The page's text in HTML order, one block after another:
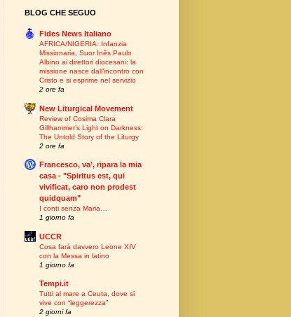
BLOG CHE SEGUO
Fides News Italiano
AFRICA/NIGERIA: Infanzia
Missionaria, Suor Inês Paulo
Albino ai direttori diocesani: la
missione nasce dall’incontro con
Cristo e si esprime nel servizio
2 ore fa
New Liturgical Movement
Review of Cosima Clara
Gillhammer’s Light on Darkness:
The Untold Story of the Liturgy
2 ore fa
Francesco, va’, ripara la mia
casa - "Spiritus est, qui
vivificat, caro non prodest
quidquam"
I conti senza Maria…
1 giorno fa
UCCR
Cosa farà davvero Leone XIV
con la Messa in latino
1 giorno fa
Tempi.it
Tutti al mare a Ceuta, dove si
vive con “leggerezza”
2 giorni fa